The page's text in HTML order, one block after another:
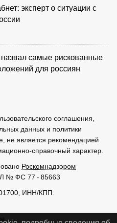
эксперт о ситуации с
самые рискованные
для россиян
соглашения,
данных и политики
не является рекомендацией
справочный характер.
Роскомнадзором
№ ФС 77 - 85663
ИНН/КПП: